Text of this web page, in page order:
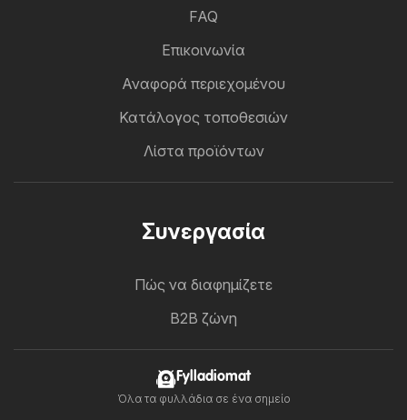
FAQ
Επικοινωνία
Αναφορά περιεχομένου
Κατάλογος τοποθεσιών
Λίστα προϊόντων
Συνεργασία
Πώς να διαφημίζετε
B2B ζώνη
Fylladiomat
Όλα τα φυλλάδια σε ένα σημείο